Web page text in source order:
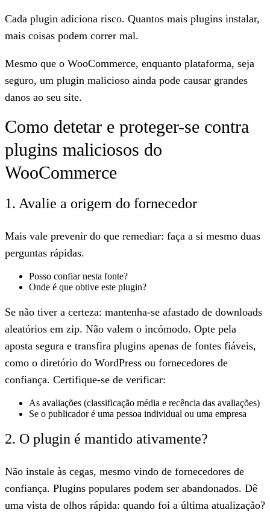
Cada plugin adiciona risco. Quantos mais plugins instalar,
mais coisas podem correr mal.
Mesmo que o WooCommerce, enquanto plataforma, seja
seguro, um plugin malicioso ainda pode causar grandes
danos ao seu site.
Como detetar e proteger-se contra
plugins maliciosos do
WooCommerce
1. Avalie a origem do fornecedor
Mais vale prevenir do que remediar: faça a si mesmo duas
perguntas rápidas.
Posso confiar nesta fonte?
Onde é que obtive este plugin?
Se não tiver a certeza: mantenha-se afastado de downloads
aleatórios em zip. Não valem o incómodo. Opte pela
aposta segura e transfira plugins apenas de fontes fiáveis,
como o diretório do WordPress ou fornecedores de
confiança. Certifique-se de verificar:
As avaliações (classificação média e recência das avaliações)
Se o publicador é uma pessoa individual ou uma empresa
2. O plugin é mantido ativamente?
Não instale às cegas, mesmo vindo de fornecedores de
confiança. Plugins populares podem ser abandonados. Dê
uma vista de olhos rápida: quando foi a última atualização?